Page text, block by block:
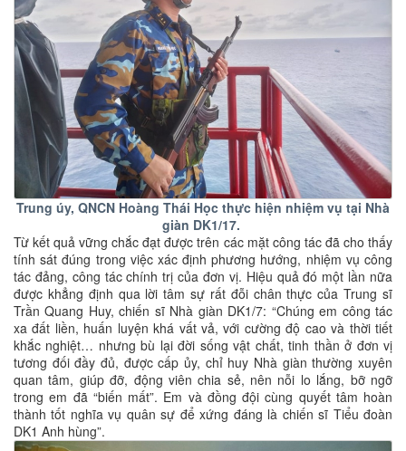
Trung úy, QNCN Hoàng Thái Học thực hiện nhiệm vụ tại Nhà
giàn DK1/17.
Từ kết quả vững chắc đạt được trên các mặt công tác đã cho thấy
tính sát đúng trong việc xác định phương hướng, nhiệm vụ công
tác đảng, công tác chính trị của đơn vị. Hiệu quả đó một lần nữa
được khẳng định qua lời tâm sự rất đỗi chân thực của Trung sĩ
Trần Quang Huy, chiến sĩ Nhà giàn DK1/7: “Chúng em công tác
xa đất liền, huấn luyện khá vất vả, với cường độ cao và thời tiết
khắc nghiệt… nhưng bù lại đời sống vật chất, tinh thần ở đơn vị
tương đối đầy đủ, được cấp ủy, chỉ huy Nhà giàn thường xuyên
quan tâm, giúp đỡ, động viên chia sẻ, nên nỗi lo lắng, bỡ ngỡ
trong em đã “biến mất”. Em và đồng đội cùng quyết tâm hoàn
thành tốt nghĩa vụ quân sự để xứng đáng là chiến sĩ Tiểu đoàn
DK1 Anh hùng”.